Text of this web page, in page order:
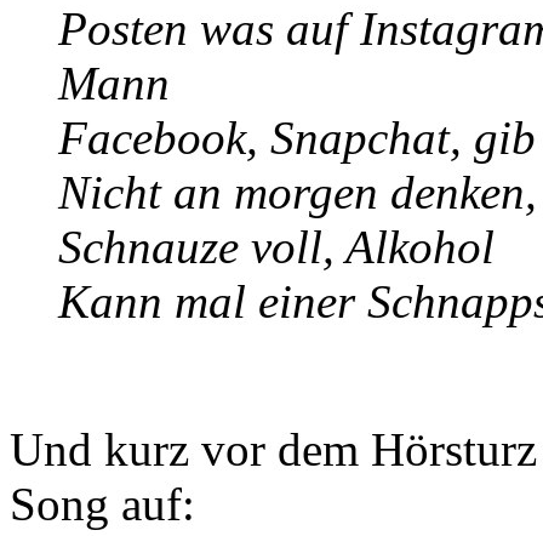
Posten was auf
Mann
Facebook, Snapchat,
Nicht an morgen
Schnauze voll, Alkohol
Kann mal einer
Und kurz vor dem
Song auf: